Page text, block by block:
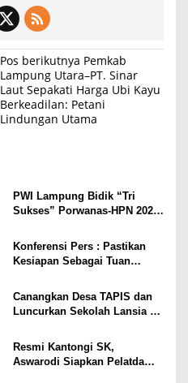
Pos berikutnya Pemkab
Lampung Utara–PT. Sinar
Laut Sepakati Harga Ubi Kayu
Berkeadilan: Petani
Lindungan Utama
PWI Lampung Bidik “Tri
Sukses” Porwanas-HPN 2027:
Pariwisata Menggeliat
Konferensi Pers : Pastikan
Kesiapan Sebagai Tuan
Tiga Venue Pelaksanaan
Soeratin Cup Piala Gubernur
Canangkan Desa TAPIS dan
Luncurkan Sekolah Lansia di
TP PKK Lampung Dorong
Pembangunan SDM Dimulai
Resmi Kantongi SK,
Aswarodi Siapkan Pelatda